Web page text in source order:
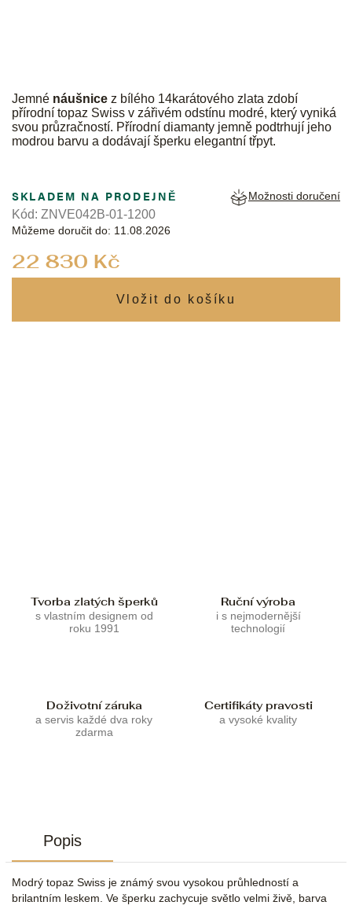
Jemné náušnice z bílého 14karátového zlata zdobí
přírodní topaz Swiss v zářivém odstínu modré, který vyniká
svou průzračností. Přírodní diamanty jemně podtrhují jeho
modrou barvu a dodávají šperku elegantní třpyt.
22 830 Kč
SKLADEM NA PRODEJNĚ
Můžeme doručit do: 11.08.2026
Možnosti doručení
Kód: ZNVE042B-01-1200
Tvorba zlatých šperků
s vlastním designem od
roku 1991
Ruční výroba
i s nejmodernější
technologií
Doživotní záruka
a servis každé dva roky
zdarma
Certifikáty pravosti
a vysoké kvality
Popis
Modrý topaz Swiss je známý svou vysokou průhledností a
brilantním leskem. Ve šperku zachycuje světlo velmi živě, barva